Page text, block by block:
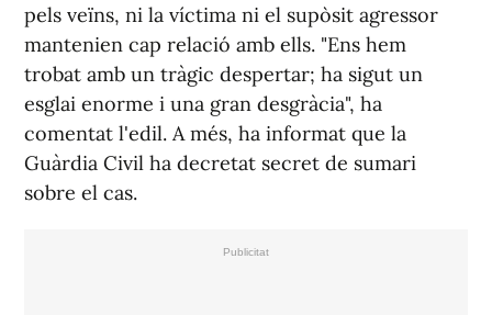
pels veïns, ni la víctima ni el supòsit agressor
mantenien cap relació amb ells. "Ens hem
trobat amb un tràgic despertar; ha sigut un
esglai enorme i una gran desgràcia", ha
comentat l'edil. A més, ha informat que la
Guàrdia Civil ha decretat secret de sumari
sobre el cas.